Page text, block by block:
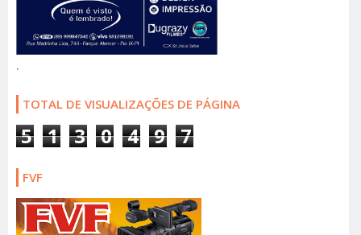
.
TOTAL DE VISUALIZAÇÕES DE PÁGINA
5 1 3 0 4 9 7
FVF